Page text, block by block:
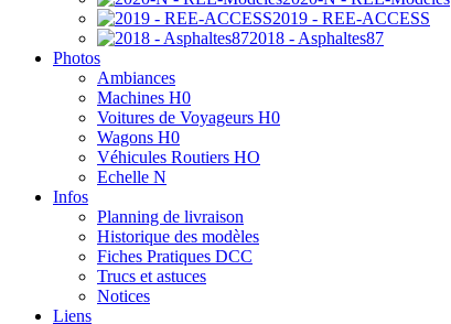
2019 - REE-ACCESS
2018 - Asphaltes87
Photos
Ambiances
Machines H0
Voitures de Voyageurs H0
Wagons H0
Véhicules Routiers HO
Echelle N
Infos
Planning de livraison
Historique des modèles
Fiches Pratiques DCC
Trucs et astuces
Notices
Liens